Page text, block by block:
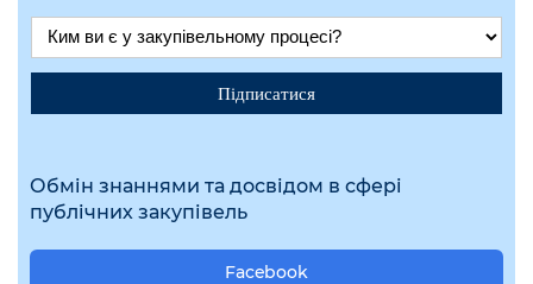
Підписатися
Обмін знаннями та досвідом в сфері
публічних закупівель
Facebook